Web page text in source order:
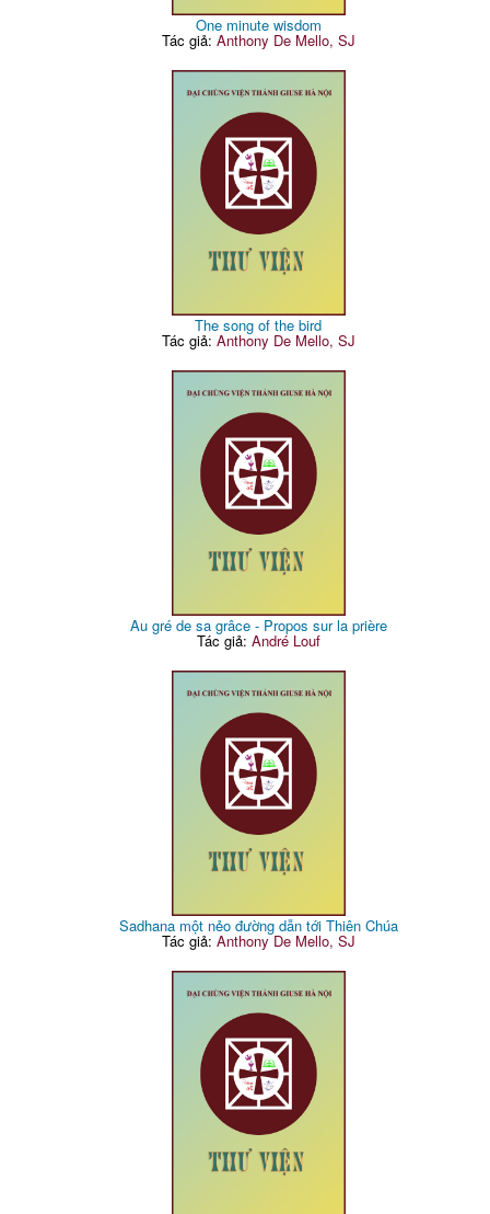
One minute wisdom
Tác giả: Anthony De Mello, SJ
The song of the bird
Tác giả: Anthony De Mello, SJ
Au gré de sa grâce - Propos sur la prière
Tác giả: André Louf
Sadhana một nẻo đường dẫn tới Thiên Chúa
Tác giả: Anthony De Mello, SJ